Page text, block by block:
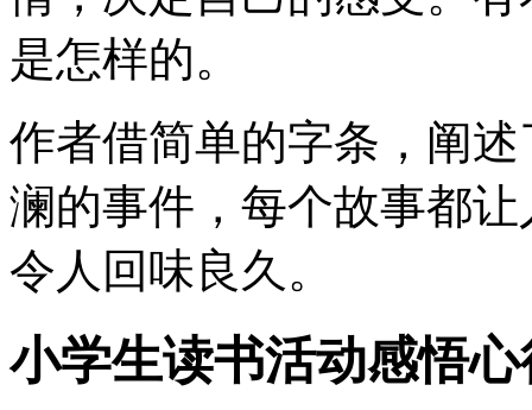
是怎样的。
作者借简单的字条，阐
澜的事件，每个故事都
令人回味良久。
小学生读书活动感悟心